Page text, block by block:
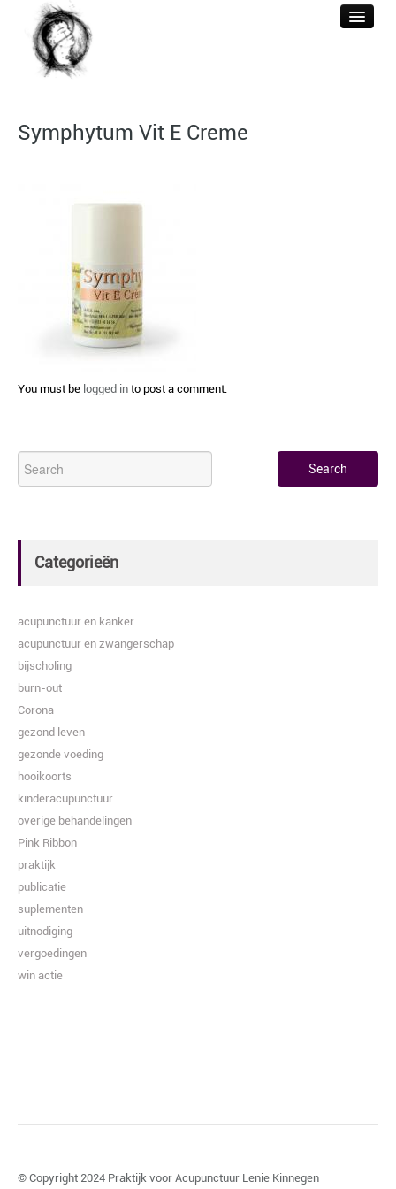
ACUPUNCTUUR
REFERENTIES
CONTACT & TARIEF
Symphytum Vit E Creme
You must be logged in to post a comment.
Categorieën
acupunctuur en kanker
acupunctuur en zwangerschap
bijscholing
burn-out
Corona
gezond leven
gezonde voeding
hooikoorts
kinderacupunctuur
overige behandelingen
Pink Ribbon
praktijk
publicatie
suplementen
uitnodiging
vergoedingen
win actie
© Copyright 2024 Praktijk voor Acupunctuur Lenie Kinnegen